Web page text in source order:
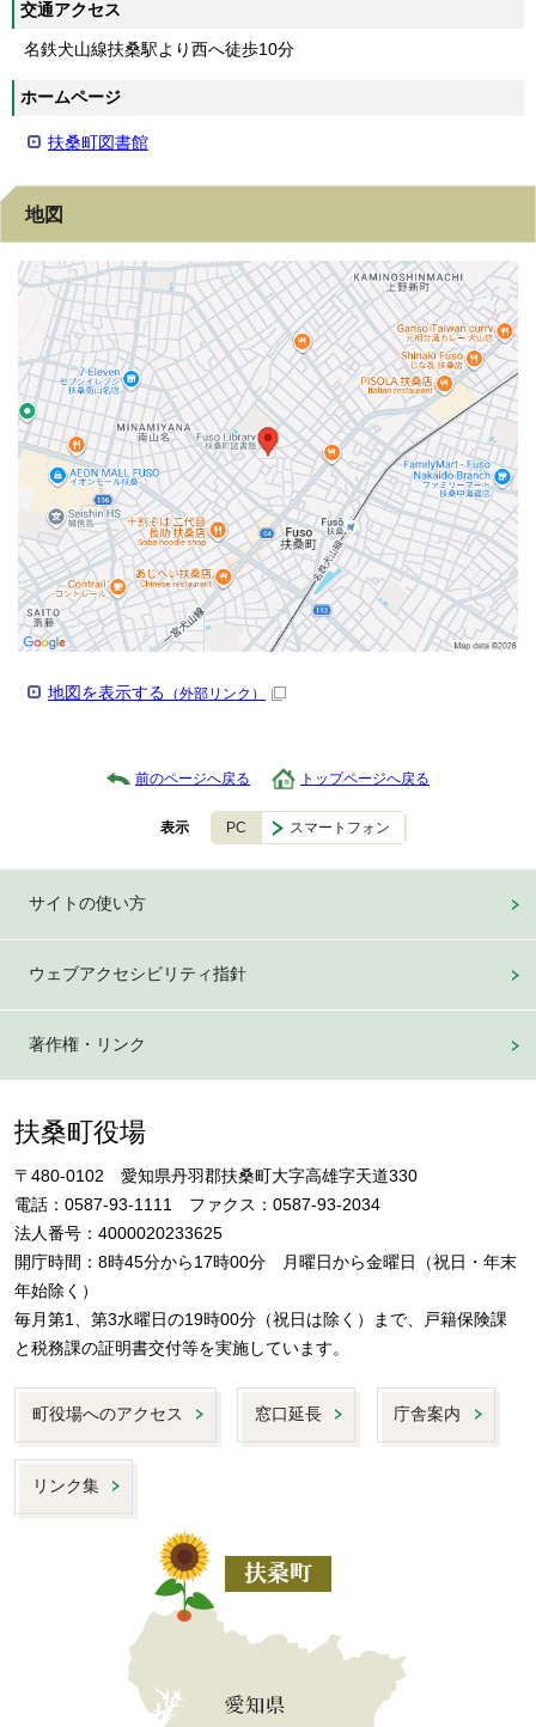
交通アクセス
名鉄犬山線扶桑駅より西へ徒歩10分
ホームページ
扶桑町図書館
地図
地図を表示する （外部リンク）
前のページへ戻る トップページへ戻る
表示 PC スマートフォン
サイトの使い方
ウェブアクセシビリティ指針
著作権・リンク
扶桑町役場
〒480-0102 愛知県丹羽郡扶桑町大字高雄字天道330
電話：0587-93-1111 ファクス：0587-93-2034
法人番号：4000020233625
開庁時間：8時45分から17時00分 月曜日から金曜日（祝日・年末
年始除く）
毎月第1、第3水曜日の19時00分（祝日は除く）まで、戸籍保険課
と税務課の証明書交付等を実施しています。
町役場へのアクセス 窓口延長 庁舎案内
リンク集